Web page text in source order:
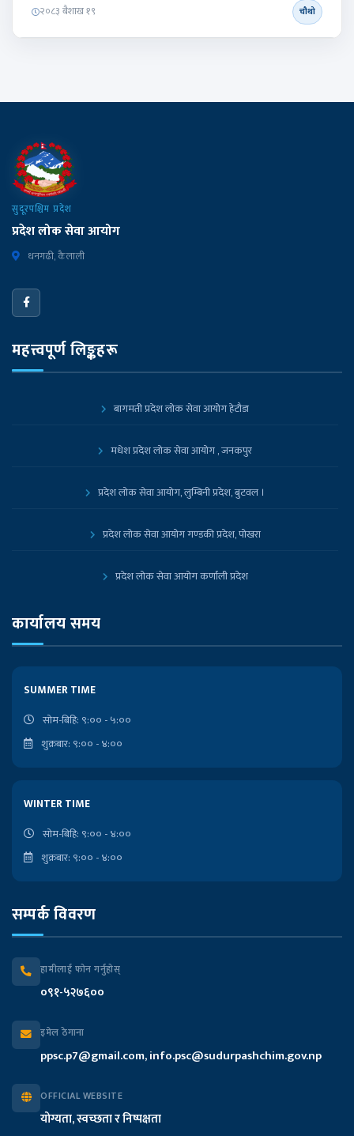
२०८३ बैशाख १९ चौथो
सुदूरपश्चिम प्रदेश
प्रदेश लोक सेवा आयोग
धनगढी, कैलाली
महत्त्वपूर्ण लिङ्कहरू
बागमती प्रदेश लोक सेवा आयोग हेटौडा
मधेश प्रदेश लोक सेवा आयोग , जनकपुर
प्रदेश लोक सेवा आयोग, लुम्बिनी प्रदेश, बुटवल ।
प्रदेश लोक सेवा आयोग गण्डकी प्रदेश, पोखरा
प्रदेश लोक सेवा आयोग कर्णाली प्रदेश
प्रदेश लोक सेवा आयोग, कोशी प्रदेश, विराटनगर
भौतिक पूर्वाधार विकास मन्त्रालय
कार्यालय समय
SUMMER TIME
सोम-बिहि: ९:०० - ५:००
शुक्रबार: ९:०० - ४:००
WINTER TIME
सोम-बिहि: ९:०० - ४:००
शुक्रबार: ९:०० - ४:००
सम्पर्क विवरण
हामीलाई फोन गर्नुहोस्
०९१-५२७६००
इमेल ठेगाना
ppsc.p7@gmail.com, info.psc@sudurpashchim.gov.np
OFFICIAL WEBSITE
योग्यता, स्वच्छता र निष्पक्षता